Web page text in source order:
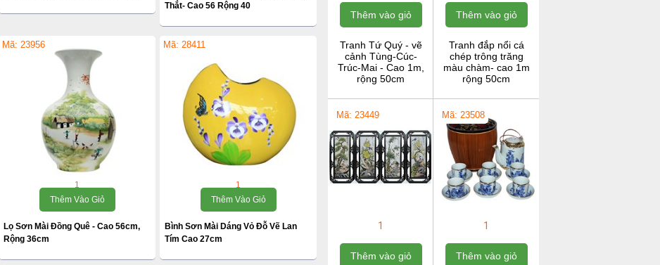
Thắt- Cao 56 Rộng 40
Mã: 23956
1
Thêm Vào Giỏ
Lọ Sơn Mài Đồng Quê - Cao 56cm,
Rộng 36cm
Mã: 28411
1
Thêm Vào Giỏ
Bình Sơn Mài Dáng Vỏ Đỗ Vẽ Lan
Tím Cao 27cm
Thêm vào giỏ
Tranh Tứ Quý - vẽ
cảnh Tùng-Cúc-
Trúc-Mai - Cao 1m,
rộng 50cm
Thêm vào giỏ
Tranh đắp nổi cá
chép trông trăng
màu chàm- cao 1m
rộng 50cm
Mã: 23449
1
Thêm vào giỏ
Mã: 23508
1
Thêm vào giỏ